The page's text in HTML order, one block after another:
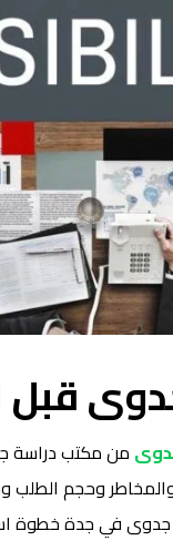
قبل
من مكتب دراسة
وحجم الطلب
جدوى في جدة خطوة